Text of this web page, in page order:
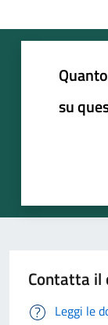
su
Contatta il
Leggi le